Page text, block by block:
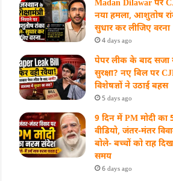
Madan Dilawar पर
नया हमला, आशुतोष
सुधार कर लीजिए वरना
4 days ago
पेपर लीक के बाद सजा
सुरक्षा? नए बिल पर
विशेषज्ञों ने उठाई बहस
5 days ago
9 दिन में PM मोदी का
वीडियो, जंतर-मंतर
बोले- बच्चों को राह
समय
6 days ago